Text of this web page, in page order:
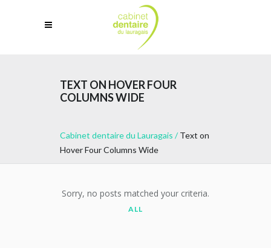
TEXT ON HOVER FOUR
COLUMNS WIDE
Cabinet dentaire du Lauragais /Text on
Hover Four Columns Wide
Sorry, no posts matched your criteria.
ALL